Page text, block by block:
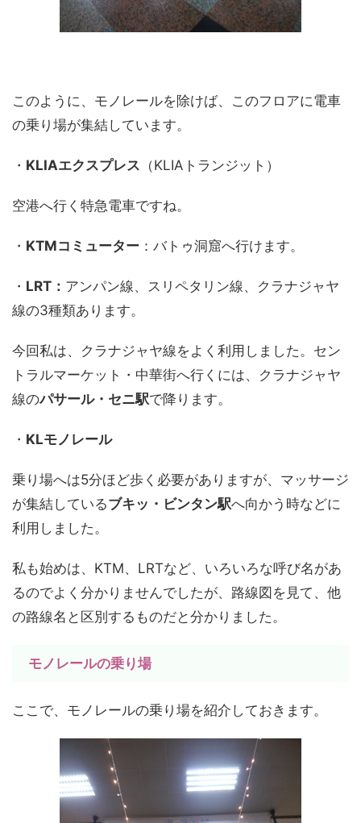
このように、モノレールを除けば、このフロアに電車
の乗り場が集結しています。
・ KLIAエクスプレス （KLIAトランジット）
空港へ行く特急電車ですね。
・ KTMコミューター ：バトゥ洞窟へ行けます。
・ LRT： アンパン線、スリペタリン線、クラナジャヤ
線の3種類あります。
今回私は、クラナジャヤ線をよく利用しました。セン
トラルマーケット・中華街へ行くには、クラナジャヤ
線のパサール・セニ駅で降ります。
・ KLモノレール
乗り場へは5分ほど歩く必要がありますが、マッサージ
が集結しているブキッ・ビンタン駅へ向かう時などに
利用しました。
私も始めは、KTM、LRTなど、いろいろな呼び名があ
るのでよく分かりませんでしたが、路線図を見て、他
の路線名と区別するものだと分かりました。
モノレールの乗り場
ここで、モノレールの乗り場を紹介しておきます。